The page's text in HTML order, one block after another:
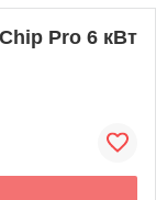
Pro 6 кВт